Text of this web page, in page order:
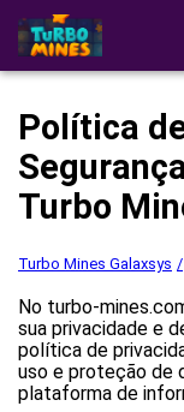
Estratégias
Jogar no cassino
Política
Turbo
Turbo Mines Galaxsys
No turbo-
sua privacidade e
política de
uso e proteção de
plataforma de